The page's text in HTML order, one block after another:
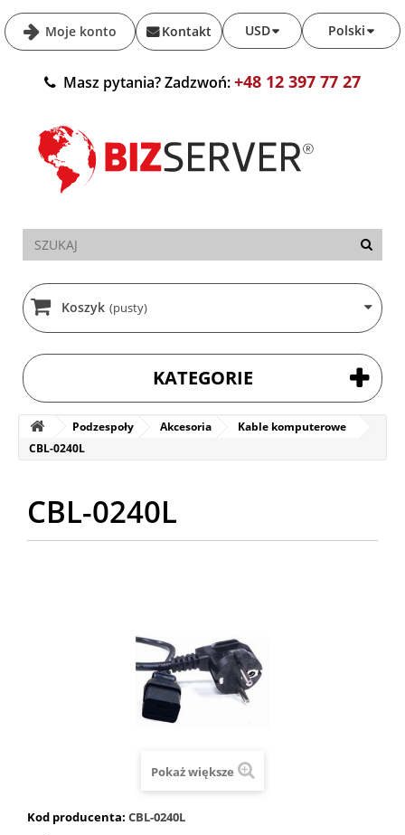
Moje konto Polski
USD
Kontakt
Masz pytania? Zadzwoń:+48 12 397 77 27
Koszyk (pusty)
KATEGORIE
Podzespoły Akcesoria
Kable komputerowe
CBL-0240L
CBL-0240L
Pokaż większe
Kod producenta: CBL-0240L